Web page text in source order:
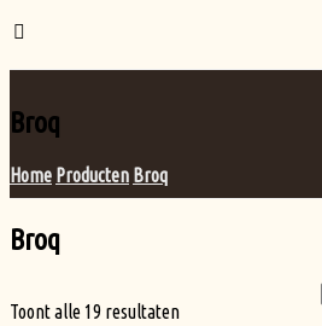
Broq
Home Producten Broq
Broq
Toont alle 19 resultaten